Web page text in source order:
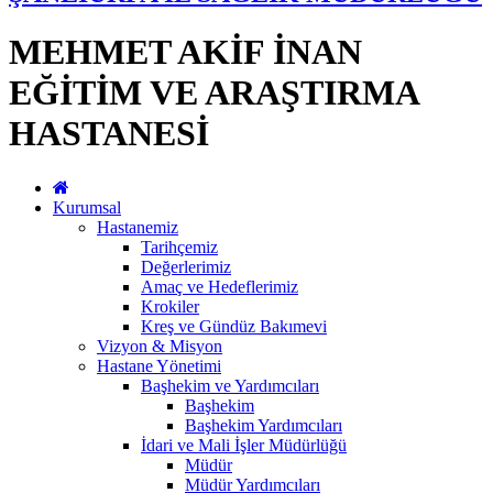
MEHMET AKİF İNAN
EĞİTİM VE ARAŞTIRMA
HASTANESİ
Kurumsal
Hastanemiz
Tarihçemiz
Değerlerimiz
Amaç ve Hedeflerimiz
Krokiler
Kreş ve Gündüz Bakımevi
Vizyon & Misyon
Hastane Yönetimi
Başhekim ve Yardımcıları
Başhekim
Başhekim Yardımcıları
İdari ve Mali İşler Müdürlüğü
Müdür
Müdür Yardımcıları